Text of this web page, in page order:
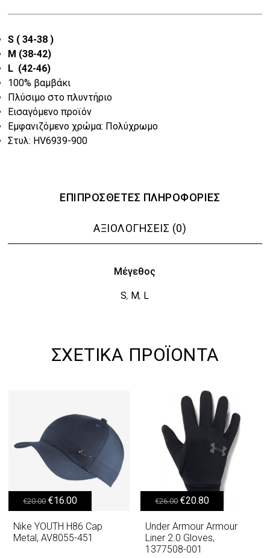
was:
€22.00.
τιμή
S ( 34-38 )
M (38-42)
L (42-46)
100% βαμβάκι
Πλύσιμο στο πλυντήριο
Εισαγόμενο προϊόν
Εμφανιζόμενο χρώμα: Πολύχρωμο
Στυλ: HV6939-900
ΕΠΙΠΡΌΣΘΕΤΕΣ ΠΛΗΡΟΦΟΡΊΕΣ
ΑΞΙΟΛΟΓΉΣΕΙΣ (0)
Μέγεθος
S, M, L
ΣΧΕΤΙΚΆ ΠΡΟΪΌΝΤΑ
€20.00 Original price was: €20.00.
€16.00Η τρέχουσα τιμή είναι: €16.00.
Nike YOUTH H86 Cap
Metal, AV8055-451
€26.00 Original price was: €26.00.
€20.80Η τρέχουσα τιμή είναι: €20.80.
Under Armour Armour
Liner 2.0 Gloves,
1377508-001